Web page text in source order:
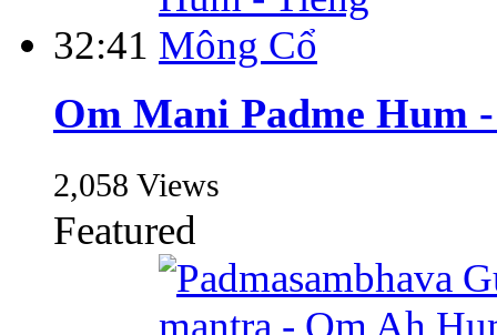
32:41
Om Mani Padme Hum
2,058 Views
Featured